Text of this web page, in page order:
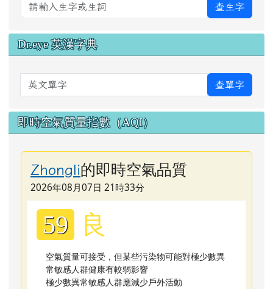
查生字
Dr.eye 英漢字典
英文單字 查單字
即時空氣質量指數（AQI）
Zhongli的即時空氣品質
2026年08月07日 21時33分
59 良
空氣質量可接受，但某些污染物可能對極少數異
常敏感人群健康有較弱影響
極少數異常敏感人群應減少戶外活動